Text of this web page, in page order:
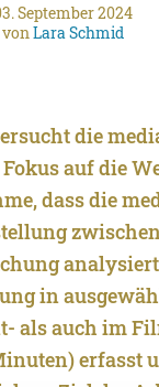
September 2024
vonLara Schmid
die
auf die
dass die
in
als auch im
erfasst